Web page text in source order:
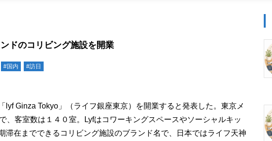
ドのコリビング施設を開業
#国内 #訪日
Ginza Tokyo」（ライフ銀座東京）を開業すると発表した。東京メ
、客室数は１４０室。Lyfはコワーキングスペースやソーシャルキッ
在までできるコリビング施設のブランド名で、日本ではライフ天神